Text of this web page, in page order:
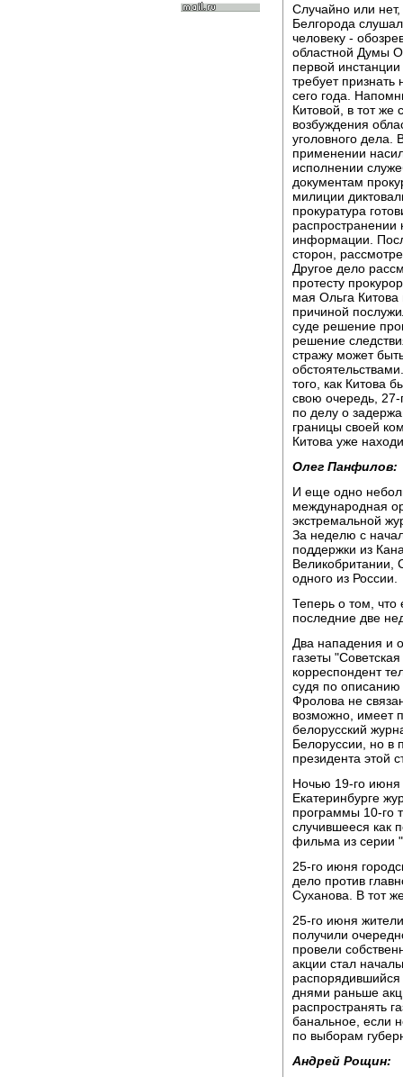
Случайно или
Белгорода
человеку -
областной Думы
первой
требует признать
сего года.
Китовой, в тот
возбуждения
уголовного дела.
применении
исполнении
документам
милиции
прокуратура
распространении
информации.
сторон,
Другое дело
протесту
мая Ольга Китова
причиной
суде решение
решение
стражу может
того, как Китова
свою очередь,
по делу о
границы своей
Китова уже
Олег Панфилов:
И еще одно
международная
экстремальной
За неделю с
поддержки из
одного из России.
Теперь о том, что
последние две
Два нападения и
газеты
корреспондент
судя по описанию
Фролова не
возможно, имеет
белорусский
Белоруссии, но в
президента этой
Ночью 19-го июня
Екатеринбурге
программы 10-го
случившееся как
фильма из серии
25-го июня
дело против
Суханова. В тот
25-го июня
получили
провели
акции стал
днями раньше
распространять
банальное, если
по выборам
Андрей Рощин: